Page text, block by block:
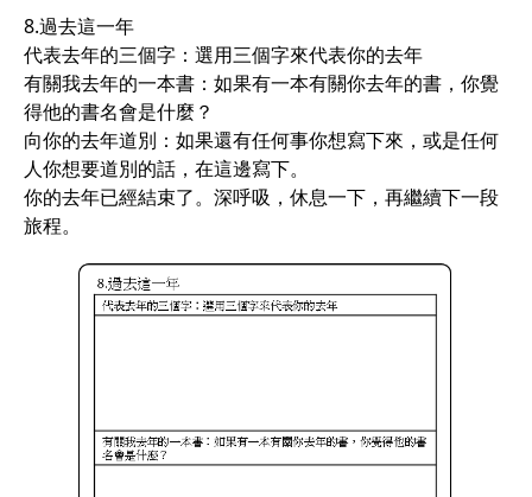
8.過去這一年
代表去年的三個字：選用三個字來代表你的去年
有關我去年的一本書：如果有一本有關你去年的書，你覺
得他的書名會是什麼？
向你的去年道別：如果還有任何事你想寫下來，或是任何
人你想要道別的話，在這邊寫下。
你的去年已經結束了。深呼吸，休息一下，再繼續下一段
旅程。